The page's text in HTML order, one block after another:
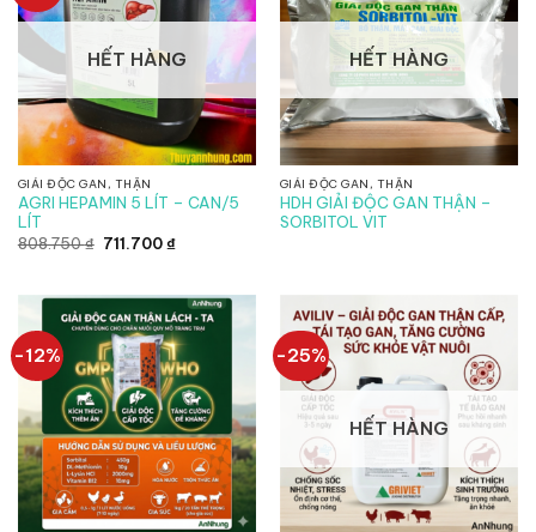
HẾT HÀNG
GIẢI ĐỘC GAN, THẬN
AGRI HEPAMIN 5 LÍT – CAN/5
LÍT
808.750₫ Giá
711.700₫Giá
711.700 ₫.
HẾT HÀNG
GIẢI ĐỘC GAN, THẬN
HDH GIẢI ĐỘC GAN THẬN –
SORBITOL VIT
-12% -25%
HẾT HÀNG